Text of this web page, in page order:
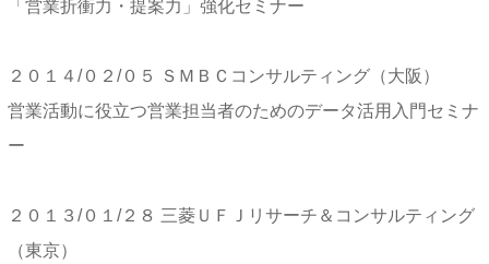
「営業折衝力・提案力」強化セミナー
２０１４/０２/０５ ＳＭＢＣコンサルティング（大阪）
営業活動に役立つ営業担当者のためのデータ活用入門セミナ
ー
２０１３/０１/２８ 三菱ＵＦＪリサーチ＆コンサルティング
（東京）